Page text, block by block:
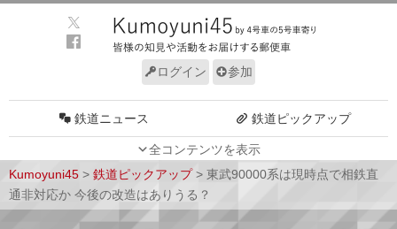
ログイン 参加
全コンテンツを表示
鉄道ニュース 鉄道ピックアップ
車両技術
ルール サイトについて
Kumoyuni45 > 鉄道ピックアップ> 東武90000系は現時点で相鉄直
通非対応か 今後の改造はありうる？